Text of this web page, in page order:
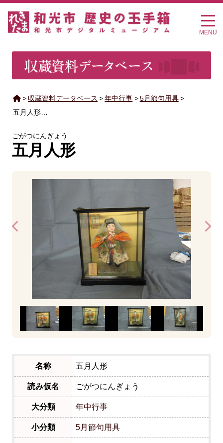
MENU
> 収蔵資料データベース > 年中行事 > 5月節句用具 >
五月人形…
ごがつにんぎょう
五月人形
名称 五月人形
読み仮名 ごがつにんぎょう
大分類 年中行事
小分類 5月節句用具